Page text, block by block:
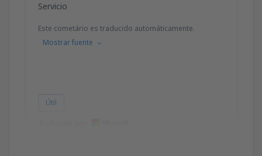
Servicio
Este cometário es traducido automáticamente.
Mostrar fuente
Útil